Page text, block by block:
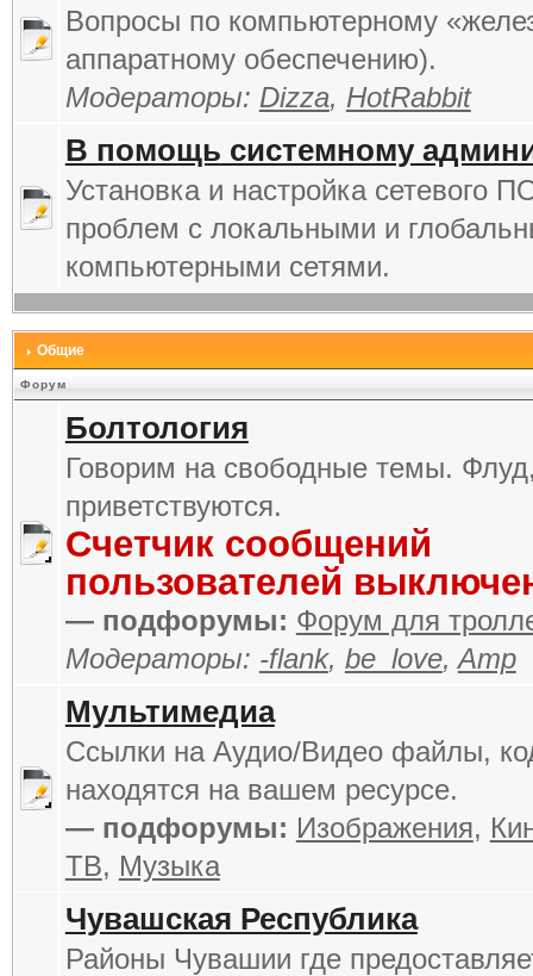
Вопросы по компьютерному
аппаратному обеспечению).
Модераторы: Dizza, HotRabbit
В помощь системному
Установка и настройка сетевого
проблем с локальными и
компьютерными сетями.
Общие
Форум
Болтология
Говорим на свободные темы.
приветствуются.
Счетчик сообщений
пользователей
— подфорумы: Форум для
Модераторы: -flank, be_love,Amp
Мультимедиа
Ссылки на Аудио/Видео файлы,
находятся на вашем ресурсе.
— подфорумы: Изображения,
ТВ, Музыка
Чувашская Республика
Районы Чувашии где